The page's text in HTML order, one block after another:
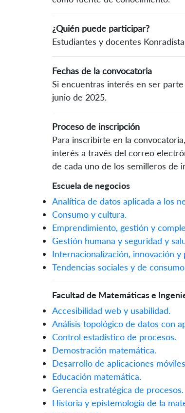
¿Quién puede participar?
Estudiantes y docentes
Fechas de la convocatoria
Si encuentras interés en ser
junio de 2025.
Proceso de inscripción
Para inscribirte en la
interés a través del correo
de cada uno de los semilleros de
Escuela de negocios
Analítica de datos aplicada a los
Consumo y cultura.
Emprendimiento, gestión y
Gestión humana y seguridad y
Internacionalización, innovación
Tendencias sociales y de
Facultad de Matemáticas e
Accesibilidad web y usabilidad.
Análisis topológico de datos con
Control estadístico de procesos.
Demostración matemática.
Desarrollo de aplicaciones
Educación matemática.
Gerencia estratégica de procesos.
Historia y epistemología de la